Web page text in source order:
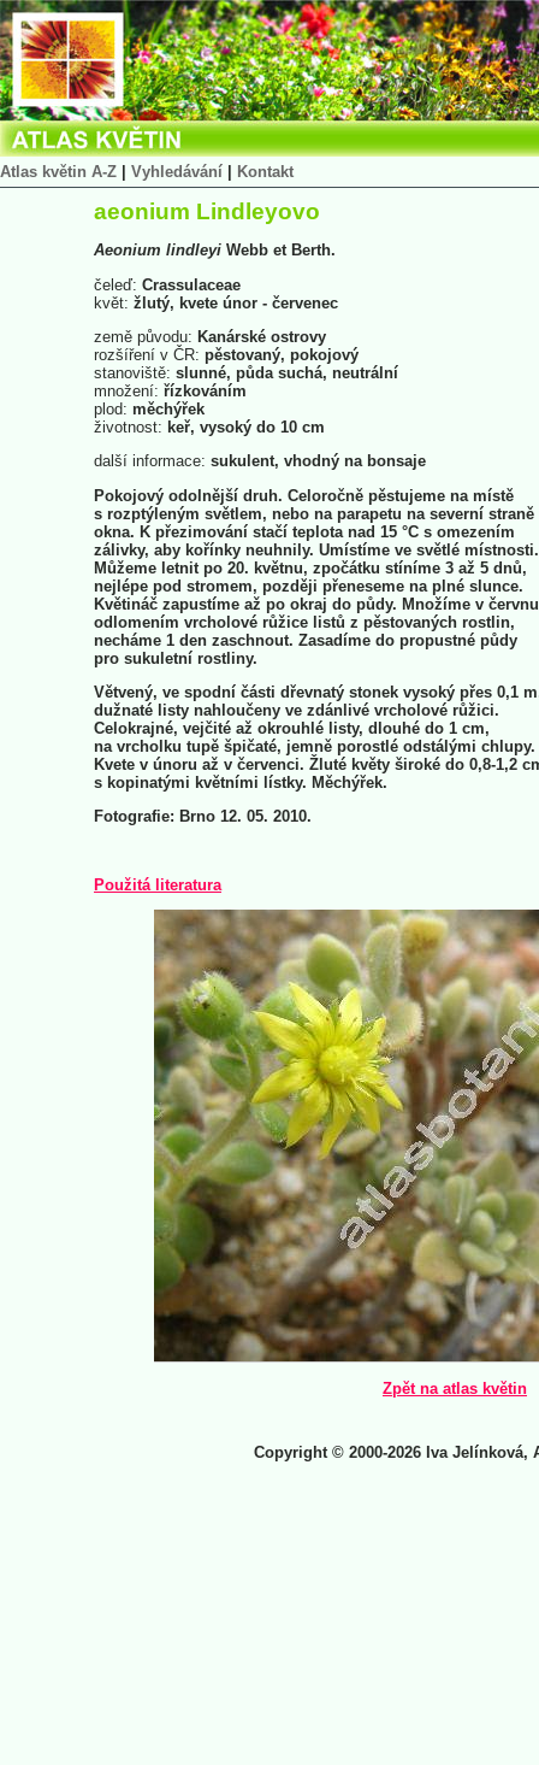
Atlas květin A-Z Vyhledávání Kontakt
aeonium Lindleyovo
Aeonium lindleyi Webb et Berth.
čeleď: Crassulaceae
květ: žlutý, kvete únor - červenec
země původu: Kanárské ostrovy
rozšíření v ČR: pěstovaný, pokojový
stanoviště: slunné, půda suchá, neutrální
množení: řízkováním
plod: měchýřek
životnost: keř, vysoký do 10 cm
další informace: sukulent, vhodný na bonsaje
Pokojový odolnější druh. Celoročně pěstujeme na místě
s rozptýleným světlem, nebo na parapetu na severní straně
okna. K přezimování stačí teplota nad 15 °C s omezením
zálivky, aby kořínky neuhnily. Umístíme ve světlé místnosti.
Můžeme letnit po 20. květnu, zpočátku stíníme 3 až 5 dnů,
nejlépe pod stromem, později přeneseme na plné slunce.
Květináč zapustíme až po okraj do půdy. Množíme v červnu
odlomením vrcholové růžice listů z pěstovaných rostlin,
necháme 1 den zaschnout. Zasadíme do propustné půdy
pro sukuletní rostliny.
Větvený, ve spodní části dřevnatý stonek vysoký přes 0,1
dužnaté listy nahloučeny ve zdánlivé vrcholové růžici.
Celokrajné, vejčité až okrouhlé listy, dlouhé do 1 cm,
na vrcholku tupě špičaté, jemně porostlé odstálými chlupy.
Kvete v únoru až v červenci. Žluté květy široké do 0,8-1,2
s kopinatými květními lístky. Měchýřek.
Fotografie: Brno 12. 05. 2010.
Použitá literatura
Zpět na atlas květin
Copyright © 2000-2026 Iva Jelínková,